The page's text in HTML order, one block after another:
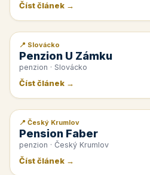
Číst článek →
📰 PR článek
📍 Slovácko
Penzion U Zámku
penzion · Slovácko
Číst článek →
📰 PR článek
📍 Český Krumlov
Pension Faber
penzion · Český Krumlov
Číst článek →